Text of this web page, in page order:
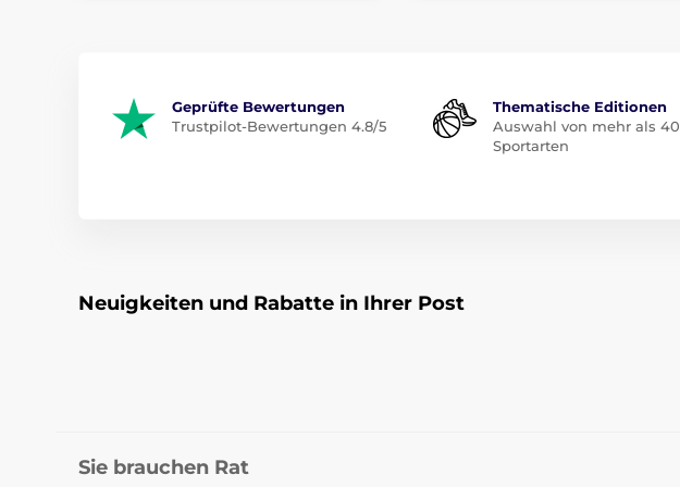
Geprüfte Bewertungen
Trustpilot-Bewertungen 4.8/5
Thematische Editionen
Auswahl von mehr als 40
Sportarten
Neuigkeiten und Rabatte in Ihrer Post
Sie brauchen Rat